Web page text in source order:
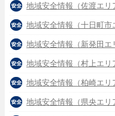
地域安全情報（佐渡エリ
地域安全情報（十日町市
地域安全情報（新発田エ
地域安全情報（村上エリ
地域安全情報（柏崎エリ
地域安全情報（県央エリ